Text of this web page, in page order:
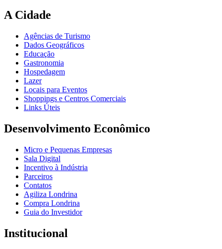
A Cidade
Agências de Turismo
Dados Geográficos
Educação
Gastronomia
Hospedagem
Lazer
Locais para Eventos
Shoppings e Centros Comerciais
Links Úteis
Desenvolvimento Econômico
Micro e Pequenas Empresas
Sala Digital
Incentivo à Indústria
Parceiros
Contatos
Agiliza Londrina
Compra Londrina
Guia do Investidor
Institucional